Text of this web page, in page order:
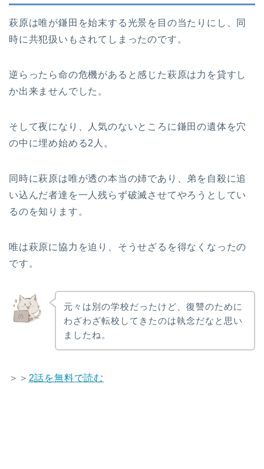
萩原は唯が鎌田を始末する光景を目の当たりにし、同
時に共犯扱いもされてしまったのです。
逆らったら命の危機があると感じた萩原は力を貸すし
か出来ませんでした。
そして夜になり、人気のないところに鎌田の遺体を穴
の中に埋め始める2人。
同時に萩原は唯が透の本当の姉であり、弟を自殺に追
い込んだ者達を一人残らず破滅させてやろうとしてい
るのを知ります。
唯は萩原に協力を迫り、そうせざるを得なくなったの
です。
元々は別の学校だったけど、復讐のために
わざわざ転校してきたのは執念だなと思い
ましたね。
＞＞ 2話を無料で読む